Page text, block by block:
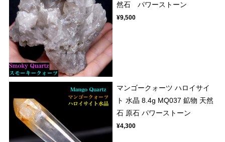
然石 パワーストーン
¥9,500
マンゴークォーツ ハロイサイ
ト 水晶 8.4g MQ037 鉱物 天然
石 原石 パワーストーン
¥4,300